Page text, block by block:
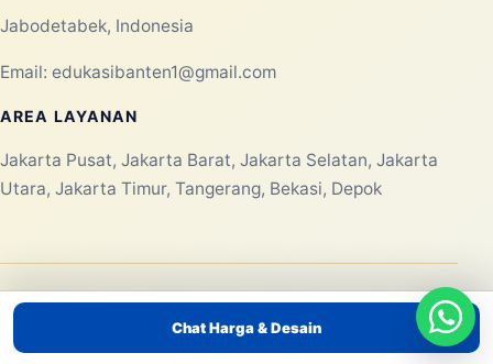
Chat Harga & Desain
Jabodetabek, Indonesia
Email: edukasibanten1@gmail.com
AREA LAYANAN
Jakarta Pusat, Jakarta Barat, Jakarta Selatan, Jakarta
Utara, Jakarta Timur, Tangerang, Bekasi, Depok
METODE PEMBAYARAN